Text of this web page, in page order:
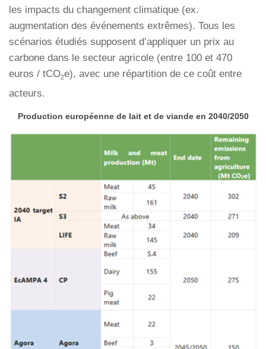
les impacts du changement climatique (ex.
augmentation des événements extrêmes). Tous les
scénarios étudiés supposent d’appliquer un prix au
carbone dans le secteur agricole (entre 100 et 470
euros / tCO2e), avec une répartition de ce coût entre
acteurs.
Production européenne de lait et de viande en 2040/2050